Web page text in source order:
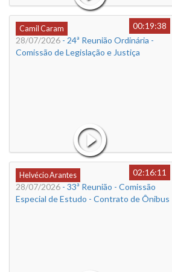
Camil Caram
00:19:38
28/07/2026 - 24ª Reunião Ordinária -
Comissão de Legislação e Justiça
Helvécio Arantes
02:16:11
28/07/2026 - 33ª Reunião - Comissão
Especial de Estudo - Contrato de Ônibus